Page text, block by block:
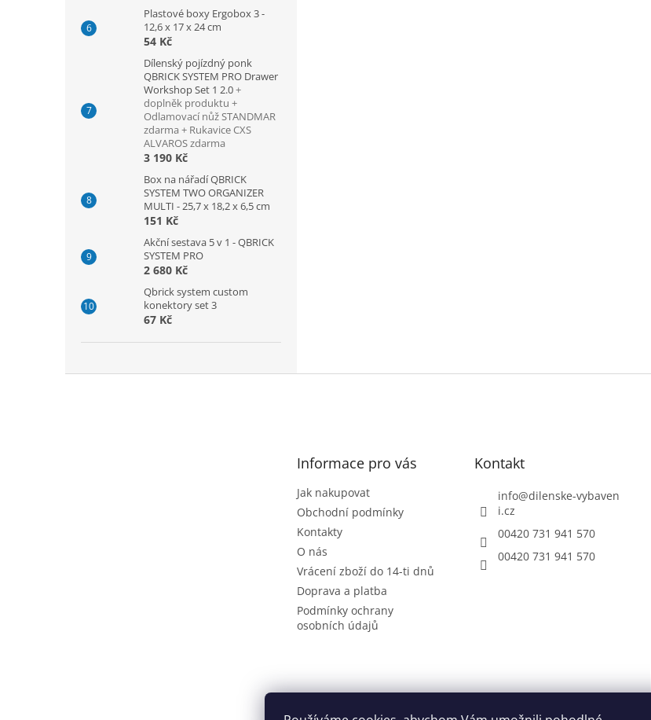
Plastové boxy Ergobox 3 -
12,6 x 17 x 24 cm
54 Kč
Dílenský pojízdný ponk
QBRICK SYSTEM PRO Drawer
Workshop Set 1 2.0+
doplněk produktu +
Odlamovací nůž STANDMAR
zdarma + Rukavice CXS
ALVAROS zdarma
3 190 Kč
Box na nářadí QBRICK
SYSTEM TWO ORGANIZER
MULTI - 25,7 x 18,2 x 6,5 cm
151 Kč
Akční sestava 5 v 1 - QBRICK
SYSTEM PRO
2 680 Kč
Qbrick system custom
konektory set 3
67 Kč
Informace pro vás
Jak nakupovat
Obchodní podmínky
Kontakty
O nás
Vrácení zboží do 14-ti dnů
Doprava a platba
Podmínky ochrany
osobních údajů
Kontakt
info@dilenske-vybaven
i.cz
00420 731 941 570
00420 731 941 570